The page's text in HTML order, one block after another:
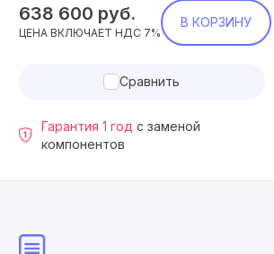
638 600 руб.
ЦЕНА ВКЛЮЧАЕТ НДС 7%
В КОРЗИНУ
Сравнить
Гарантия 1 год с заменой
компонентов